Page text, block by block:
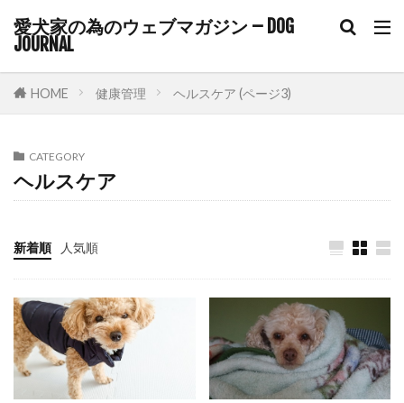
愛犬家の為のウェブマガジン – DOG
JOURNAL
ハグ
ハックルズ
ハナセ
ハビット・スタッキング
ハンドサイン
バリアフリー
バリア機能
バロメーター
パニック障害
パンティング
パーソナルスペース
パートナーシップ
ヒコーキ耳
ヒート
ビタミンE
ファインド・イット
HOME 健康管理 ヘルスケア (ページ3)
CATEGORY
ヘルスケア
新着順 人気順